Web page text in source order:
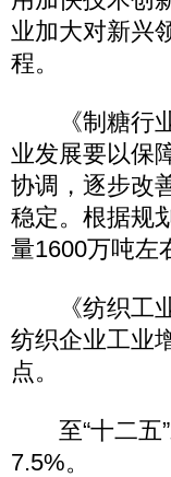
业加大对新兴
程。
《制糖行业“
业发展要以保
协调，逐步改
稳定。根据规
量1600万吨左
《纺织工业“
纺织企业工业
点。
至“十二五”
7.5%。